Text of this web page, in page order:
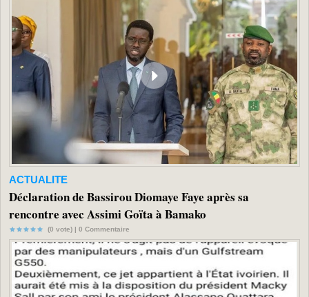
ACTUALITE
Déclaration de Bassirou Diomaye Faye après sa
rencontre avec Assimi Goïta à Bamako
(0 vote) | 0 Commentaire